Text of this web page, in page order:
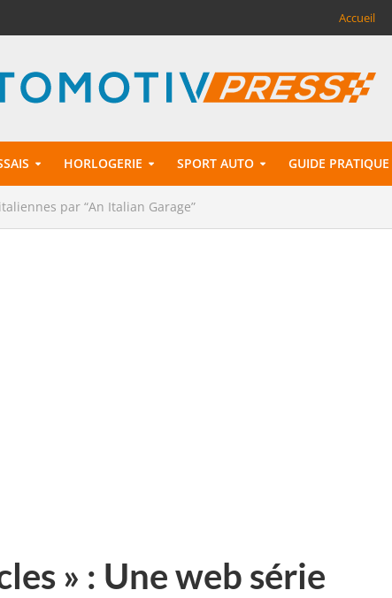
Accueil
HORLOGERIE SPORT AUTO GUIDE PRATIQUE
par “An Italian Garage”
» : Une web série